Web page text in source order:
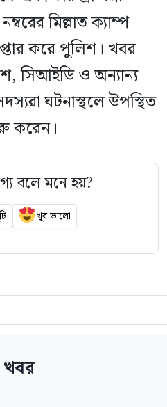
মিল্লাত ক্যাম্প
করে পুলিশ। খবর
সিআইডি ও অন্যান্য
ঘটনাস্থলে উপস্থিত
করেন।
বলে মনে হয়?
খুব ভালো